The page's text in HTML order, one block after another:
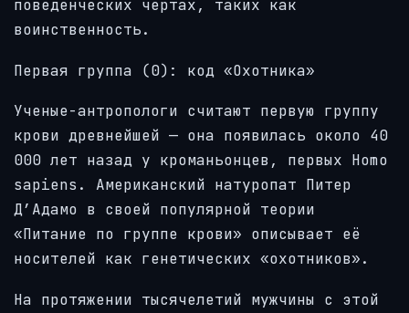
поведенческих чертах, таких как
воинственность.
Первая группа (0): код «Охотника»
Ученые-антропологи считают первую группу
крови древнейшей — она появилась около 40
000 лет назад у кроманьонцев, первых Homo
sapiens. Американский натуропат Питер
Д’Адамо в своей популярной теории
«Питание по группе крови» описывает её
носителей как генетических «охотников».
На протяжении тысячелетий мужчины с этой